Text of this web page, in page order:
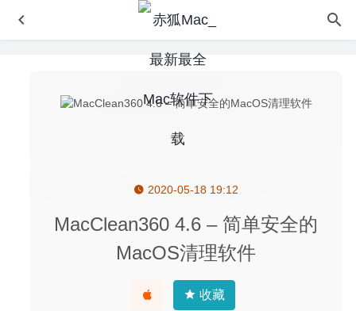
2020-05-18 19:12
MacClean360 4.6 – 简单安全的
MacOS清理软件
收藏
EzyCal 2.7 中文版-日历与提醒事项管理工具
Iconset 1.3.9 for Mac英文版-SVG矢量图标管理工具
2020-
Visual Studio Code 1.48.2 中文版-微软轻量开源全能代码
4K Video Downloader 4.13.0.3800 中文版-YouTube、